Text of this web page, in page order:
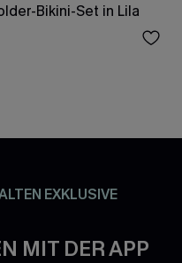
Bikini-Set in Lila
EXKLUSIVE
MIT DER APP